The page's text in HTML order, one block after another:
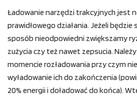
Ładowanie narzędzi trakcyjnych jest
prawidłowego działania. Jeżeli
sposób nieodpowiedni zwiększamy
zużycia czy też nawet zepsucia.
momencie rozładowania przy czym
wyładowanie ich do zakończenia
20% energii i doładować do końca).